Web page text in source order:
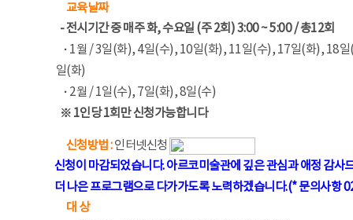
교육날짜
- 전시기간 중 매주 화, 수요일 (주 2회) 3:00 ~ 5:00 / 총12회
· 1월 / 3일(화), 4일(수), 10일(화), 11일(수), 17일(화), 18
일(화)
· 2월 / 1일(수), 7일(화), 8일(수)
※ 1인당 1회만 신청가능합니다
신청방법 :인터넷신청
신청이 마감되었습니다. 아르코미술관에 깊은 관심과 애정 감사
더 나은 프로그램으로 다가가도록 노력하겠습니다.(* 문의사항
대 상